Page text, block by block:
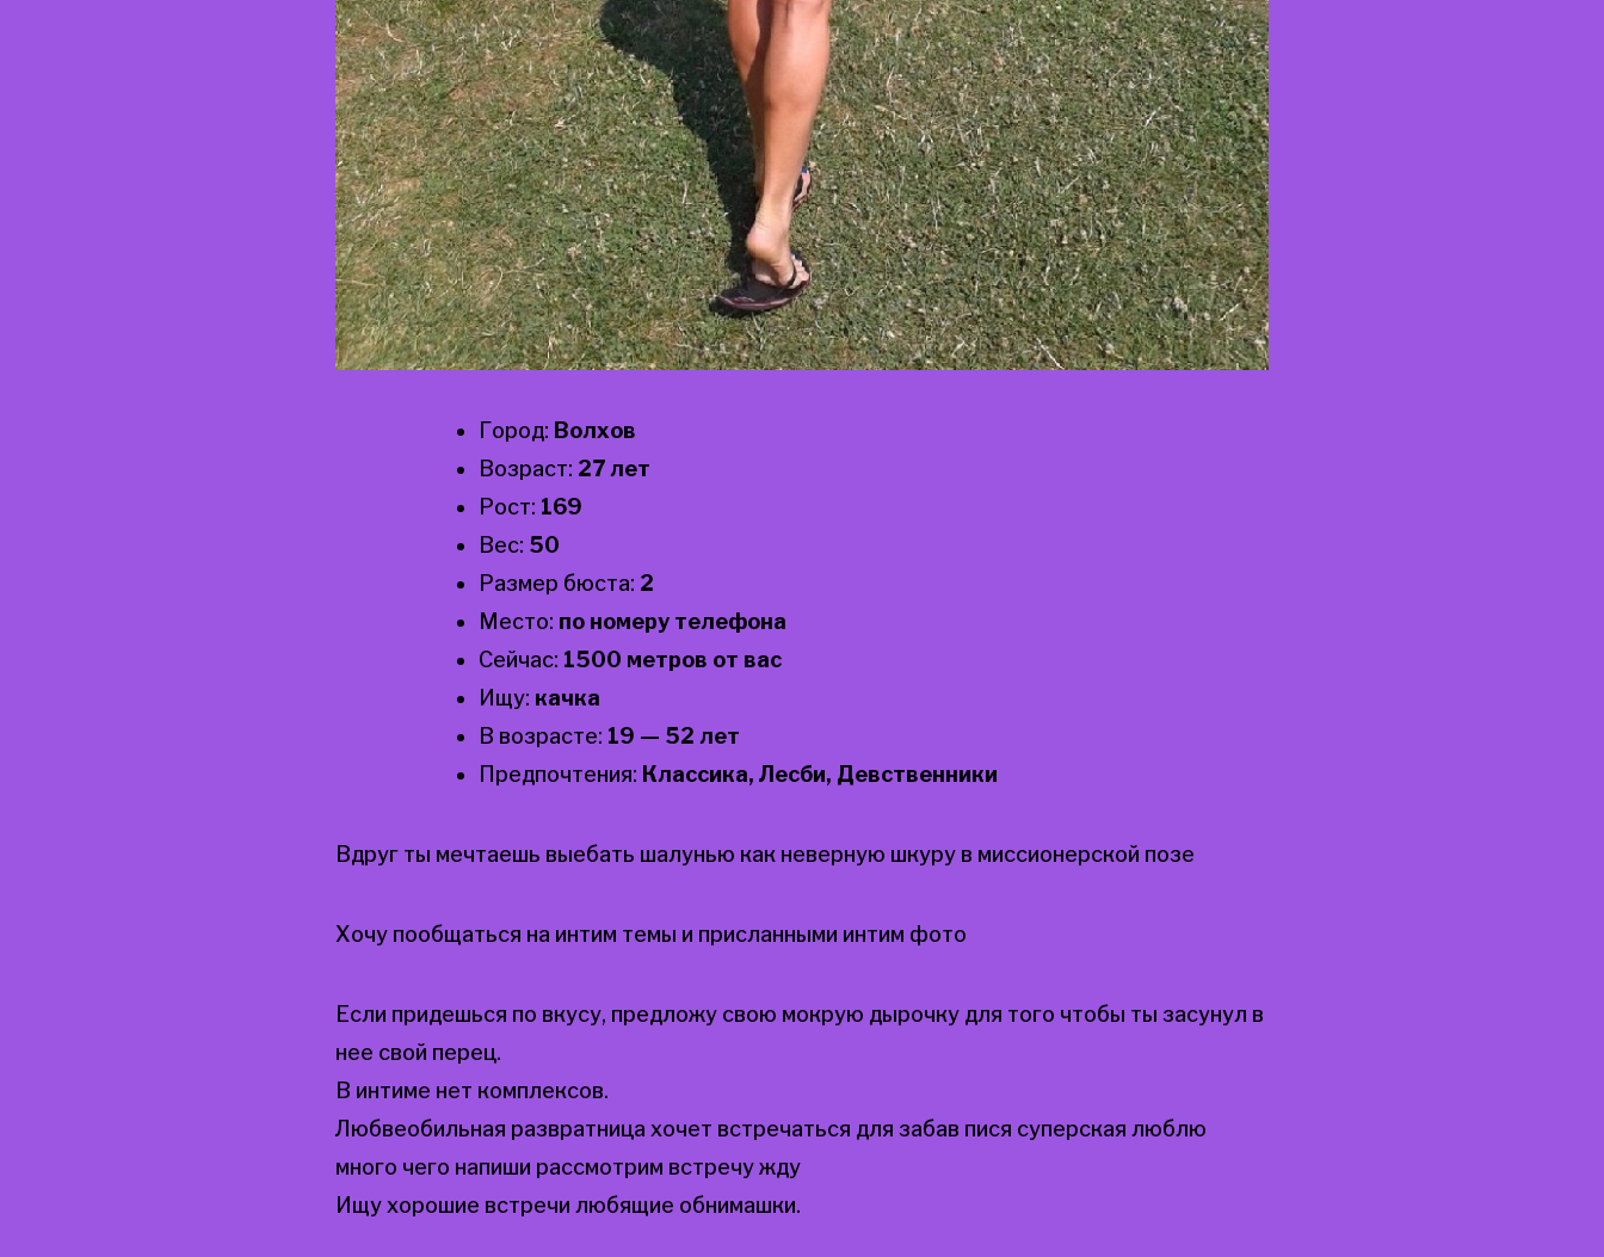
Город: Волхов
Возраст: 27 лет
Рост: 169
Вес: 50
Размер бюста: 2
Место: по номеру телефона
Сейчас: 1500 метров от вас
Ищу: качка
В возрасте: 19 — 52 лет
Предпочтения: Классика, Лесби, Девственники
Вдруг ты мечтаешь выебать шалунью как неверную шкуру в миссионерской позе
Хочу пообщаться на интим темы и приcланными интим фото
Если придешься по вкусу, предложу свою мокрую дырочку для того чтобы ты засунул в
нее свой перец.
В интиме нет комплексов.
Любвеобильная развратница хочет встречаться для забав пися суперская люблю
много чего напиши рассмотрим встречу жду
Ищу хорошие встречи любящие обнимашки.